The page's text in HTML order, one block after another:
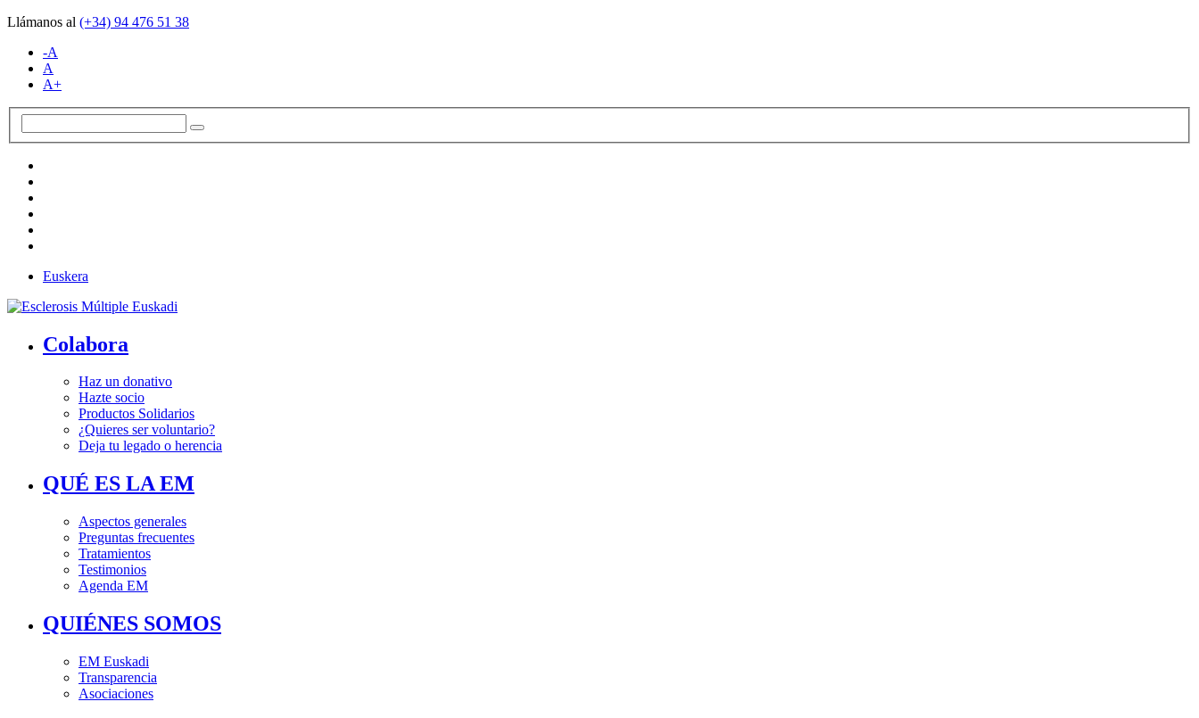
Llámanos al (+34) 94 476 51 38
-A
A
A+
Euskera
Colabora
Haz un donativo
Hazte socio
Productos Solidarios
¿Quieres ser voluntario?
Deja tu legado o herencia
QUÉ ES LA EM
Aspectos generales
Preguntas frecuentes
Tratamientos
Testimonios
Agenda EM
QUIÉNES SOMOS
EM Euskadi
Transparencia
Asociaciones